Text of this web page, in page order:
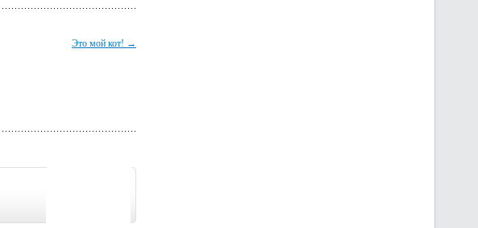
Это мой кот! →